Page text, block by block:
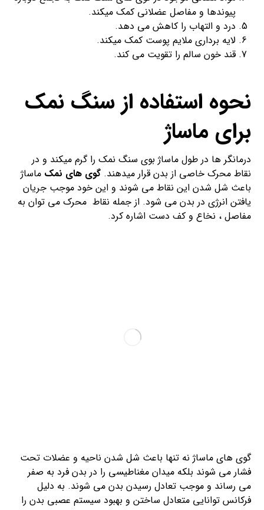
پیوندها و مفاصل عضلانی کمک میکند.
درد و التهاب را کاهش می دهد.
لایه برداری ملایم پوست کمک میکند.
قند خون سالم را تقویت می کند.
نحوه استفاده از سنگ نمک
برای ماساژ
درمانگر ها در طول ماساژ بوی سنگ نمک را گرم میکند و در
نقاط محرک خاصی از بدن قرار میدهند.گوی های نمک ماساژ
باعث شل شدن این نقاط می شوند و این خود موجب جریان
یافتن انرژی در بدن می شود. از جمله نقاط محرک می توان به
مفاصل ، نخاع و کف دست اشاره کرد.
گوی های ماساژ نه تنها باعث شل شدن ناحیه و عضلات تحت
فشار می شوند بلکه میدان مغناطیسی را در بدن فرد به صفر
می رساند و موجب تعادل رسیدن بدن می شوند. به دلیل
فرکانس توانایی متعادل ساختن و بهبود سیستم عصبی بدن را